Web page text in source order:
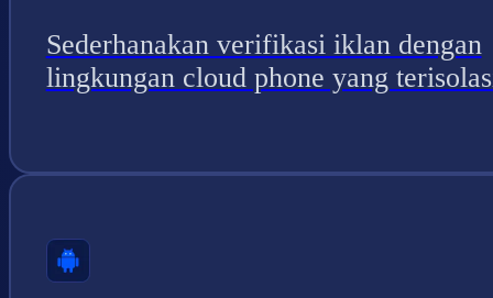
Sederhanakan verifikasi iklan dengan
lingkungan cloud phone yang